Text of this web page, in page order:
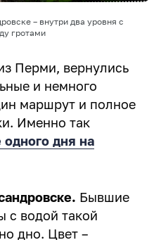
– внутри два уровня с
гротами
Перми, вернулись
и немного
маршрут и полное
Именно так
дня на
Бывшие
с водой такой
дно. Цвет –